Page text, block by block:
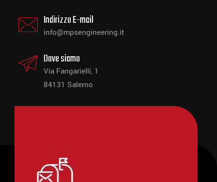
Indirizzo E-mail
info@mpsengineering.it
Dove siamo
Via Fangarielli, 1
84131 Salerno